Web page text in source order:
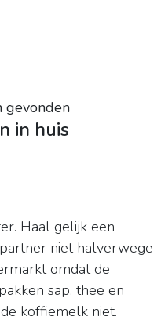
gevonden
in huis
Haal gelijk een
niet halverwege
omdat de
sap, thee en
koffiemelk niet.